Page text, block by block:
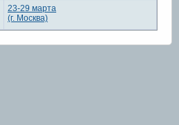
23-29 марта
(г. Москва)